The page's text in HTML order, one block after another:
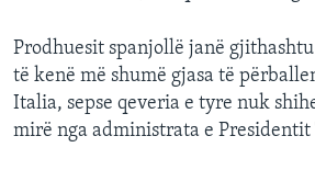
Prodhuesit spanjollë janë
të kenë më shumë gjasa të
Italia, sepse qeveria e tyre nuk
mirë nga administrata e Presidentit